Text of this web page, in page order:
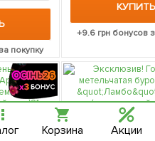
покупку
КУПИТЬ
+9.6грн бонусов
Онлайн
Корзина Акции